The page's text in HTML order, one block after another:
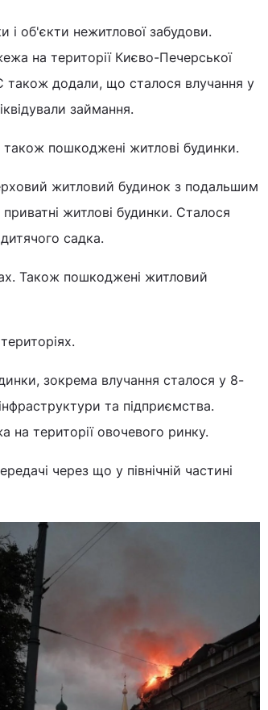
і об'єкти нежитлової забудови.
на території Києво-Печерської
також додали, що сталося влучання у
займання.
також пошкоджені житлові будинки.
житловий будинок з подальшим
житлові будинки. Сталося
садка.
Також пошкоджені житловий
зокрема влучання сталося у 8-
та підприємства.
на території овочевого ринку.
через що у північній частині